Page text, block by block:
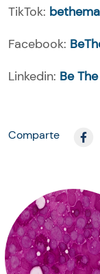
TikTok:
Facebook:
Linkedin: Be
Comparte